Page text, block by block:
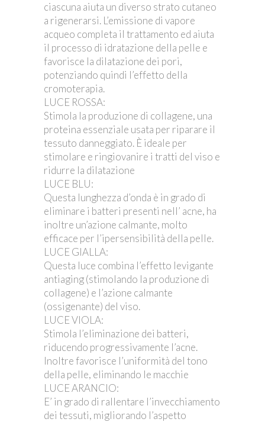
ciascuna aiuta un diverso strato cutaneo
a rigenerarsi. L’emissione di vapore
acqueo completa il trattamento ed aiuta
il processo di idratazione della pelle e
favorisce la dilatazione dei pori,
potenziando quindi l’effetto della
cromoterapia.
LUCE ROSSA:
Stimola la produzione di collagene, una
proteina essenziale usata per riparare il
tessuto danneggiato. È ideale per
stimolare e ringiovanire i tratti del viso e
ridurre la dilatazione
LUCE BLU:
Questa lunghezza d’onda è in grado di
eliminare i batteri presenti nell’ acne, ha
inoltre un’azione calmante, molto
efficace per l’ipersensibilità della pelle.
LUCE GIALLA:
Questa luce combina l’effetto levigante
antiaging (stimolando la produzione di
collagene) e l’azione calmante
(ossigenante) del viso.
LUCE VIOLA:
Stimola l’eliminazione dei batteri,
riducendo progressivamente l’acne.
Inoltre favorisce l’uniformità del tono
della pelle, eliminando le macchie
LUCE ARANCIO:
E’ in grado di rallentare l’invecchiamento
dei tessuti, migliorando l’aspetto